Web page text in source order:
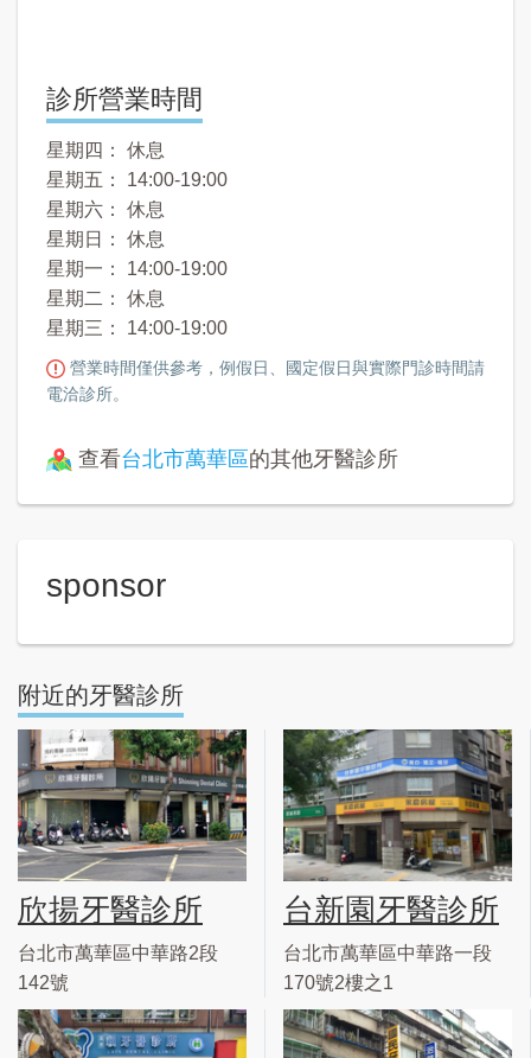
診所營業時間
星期四： 休息
星期五： 14:00-19:00
星期六： 休息
星期日： 休息
星期一： 14:00-19:00
星期二： 休息
星期三： 14:00-19:00
營業時間僅供參考，例假日、國定假日與實際門診時間請
電洽診所。
查看台北市萬華區的其他牙醫診所
sponsor
附近的牙醫診所
欣揚牙醫診所
台北市萬華區中華路2段
142號
台新園牙醫診所
台北市萬華區中華路一段
170號2樓之1